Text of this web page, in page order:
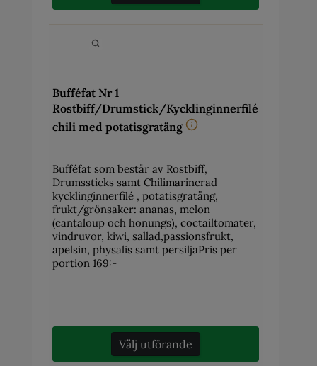
Bufféfat Nr 1
Rostbiff/Drumstick/Kycklinginnerfilé
chili med potatisgratäng
Bufféfat som består av Rostbiff,
Drumssticks samt Chilimarinerad
kycklinginnerfilé , potatisgratäng,
frukt/grönsaker: ananas, melon
(cantaloup och honungs), coctailtomater,
vindruvor, kiwi, sallad,passionsfrukt,
apelsin, physalis samt persiljaPris per
portion 169:-
Välj utförande